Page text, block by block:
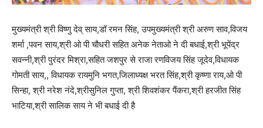
मुख्यमंत्री श्री विष्णु देव् साय,डॉ रमन सिंह, उपमुख्यमंत्री श्री अरुण साव,विजय
शर्मा ,पवन साय,श्री ओ पी चौधरी सहित अनेक नेताओ ने दी बधाई,श्री भूपेंद्र
सवन्नी,श्री पुरंदर मिश्रा,सहित जशपुर से राजा रणविजय सिंह जूदेव,विधायक
गोमती साय,, विधायक रायमुनि भगत,जिलाध्यक्ष भरत सिंह,श्री कृष्णा राय,ओ पी
सिन्हा, श्री नरेश नंदे,श्रीसुनिल गुप्ता, श्री शिवशंकर पैंकरा,श्री हरजीत सिंह
भाटिया,श्री सालिक साय ने भी बधाई दी है